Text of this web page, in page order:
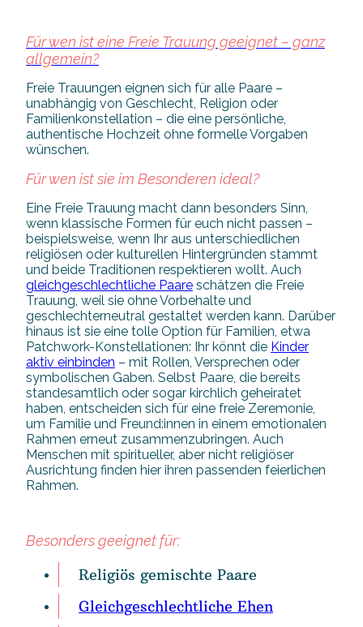
Für wen ist eine Freie Trauung geeignet – ganz
allgemein?
Freie Trauungen eignen sich für alle Paare –
unabhängig von Geschlecht, Religion oder
Familienkonstellation – die eine persönliche,
authentische Hochzeit ohne formelle Vorgaben
wünschen.
Für wen ist sie im Besonderen ideal?
Eine Freie Trauung macht dann besonders Sinn,
wenn klassische Formen für euch nicht passen –
beispielsweise, wenn Ihr aus unterschiedlichen
religiösen oder kulturellen Hintergründen stammt
und beide Traditionen respektieren wollt. Auch
gleichgeschlechtliche Paare schätzen die Freie
Trauung, weil sie ohne Vorbehalte und
geschlechterneutral gestaltet werden kann. Darüber
hinaus ist sie eine tolle Option für Familien, etwa
Patchwork-Konstellationen: Ihr könnt die Kinder
aktiv einbinden – mit Rollen, Versprechen oder
symbolischen Gaben. Selbst Paare, die bereits
standesamtlich oder sogar kirchlich geheiratet
haben, entscheiden sich für eine freie Zeremonie,
um Familie und Freund:innen in einem emotionalen
Rahmen erneut zusammenzubringen. Auch
Menschen mit spiritueller, aber nicht religiöser
Ausrichtung finden hier ihren passenden feierlichen
Rahmen.
Besonders geeignet für:
Religiös gemischte Paare
Gleichgeschlechtliche Ehen